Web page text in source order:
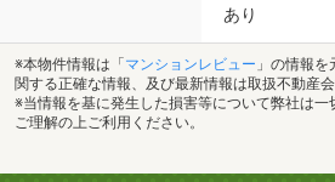
あり
※本物件情報は「 マンションレビュー 」の情報
関する正確な情報、及び最新情報は取扱不動産
※当情報を基に発生した損害等について弊社は
ご理解の上ご利用ください。